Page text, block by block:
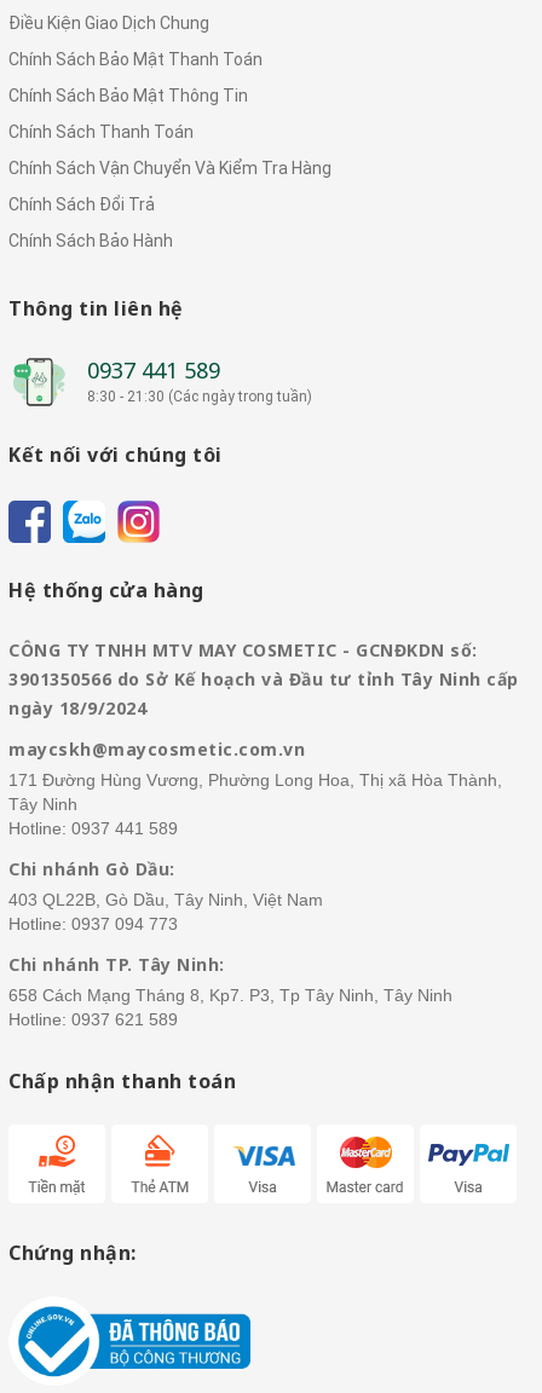
Điều Kiện Giao Dịch Chung
Chính Sách Bảo Mật Thanh Toán
Chính Sách Bảo Mật Thông Tin
Chính Sách Thanh Toán
Chính Sách Vận Chuyển Và Kiểm Tra Hàng
Chính Sách Đổi Trả
Chính Sách Bảo Hành
Thông tin liên hệ
0937 441 589
8:30 - 21:30 (Các ngày trong tuần)
Kết nối với chúng tôi
Hệ thống cửa hàng
CÔNG TY TNHH MTV MAY COSMETIC - GCNĐKDN số:
3901350566 do Sở Kế hoạch và Đầu tư tỉnh Tây Ninh cấp
ngày 18/9/2024
maycskh@maycosmetic.com.vn
171 Đường Hùng Vương, Phường Long Hoa, Thị xã Hòa Thành,
Tây Ninh
Hotline: 0937 441 589
Chi nhánh Gò Dầu:
403 QL22B, Gò Dầu, Tây Ninh, Việt Nam
Hotline: 0937 094 773
Chi nhánh TP. Tây Ninh:
658 Cách Mạng Tháng 8, Kp7. P3, Tp Tây Ninh, Tây Ninh
Hotline: 0937 621 589
Chấp nhận thanh toán
Chứng nhận: